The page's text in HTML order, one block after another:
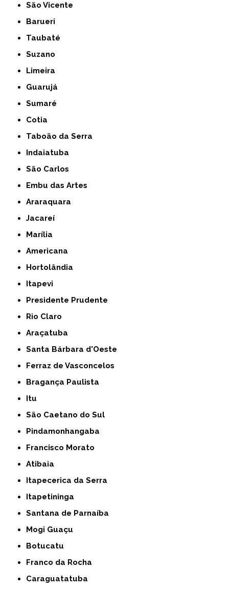
São Vicente
Barueri
Taubaté
Suzano
Limeira
Guarujá
Sumaré
Cotia
Taboão da Serra
Indaiatuba
São Carlos
Embu das Artes
Araraquara
Jacareí
Marília
Americana
Hortolândia
Itapevi
Presidente Prudente
Rio Claro
Araçatuba
Santa Bárbara d'Oeste
Ferraz de Vasconcelos
Bragança Paulista
Itu
São Caetano do Sul
Pindamonhangaba
Francisco Morato
Atibaia
Itapecerica da Serra
Itapetininga
Santana de Parnaíba
Mogi Guaçu
Botucatu
Franco da Rocha
Caraguatatuba